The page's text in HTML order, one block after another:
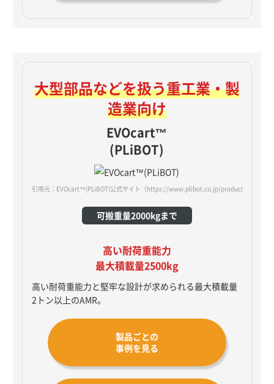
大型部品などを扱う重工業・製
造業向け
EVOcart™
(PLiBOT)
引用元：EVOcart™(PLiBOT)公式サイト （https://www.plibot.co.jp/products/
可搬重量2000kgまで
高い耐荷重能力
最大積載量2500kg
高い耐荷重能力と堅牢な設計が求められる最大積載量
2トン以上のAMR。
製品ごとの
事例を見る